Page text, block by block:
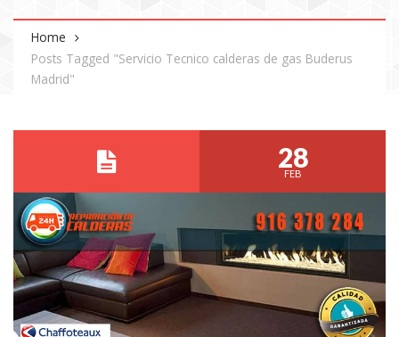
Home
Posts Tagged "Servicio Tecnico calderas de gas Buderus
Madrid"
28
FEB